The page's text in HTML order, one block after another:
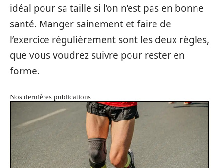
idéal pour sa taille si l’on n’est pas en bonne
santé. Manger sainement et faire de
l’exercice régulièrement sont les deux règles,
que vous voudrez suivre pour rester en
forme.
Nos dernières publications